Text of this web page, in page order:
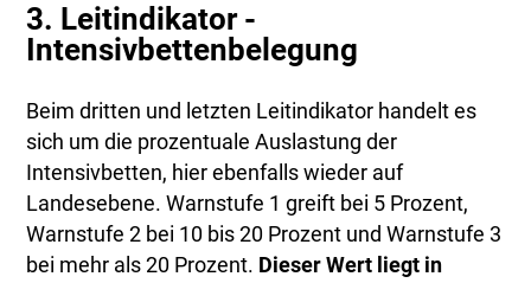
3. Leitindikator -
Intensivbettenbelegung
Beim dritten und letzten Leitindikator handelt es
sich um die prozentuale Auslastung der
Intensivbetten, hier ebenfalls wieder auf
Landesebene. Warnstufe 1 greift bei 5 Prozent,
Warnstufe 2 bei 10 bis 20 Prozent und Warnstufe 3
bei mehr als 20 Prozent. Dieser Wert liegt in